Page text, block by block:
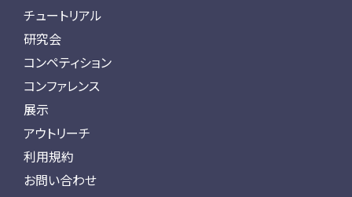
チュートリアル
研究会
コンペティション
コンファレンス
展示
アウトリーチ
利用規約
お問い合わせ